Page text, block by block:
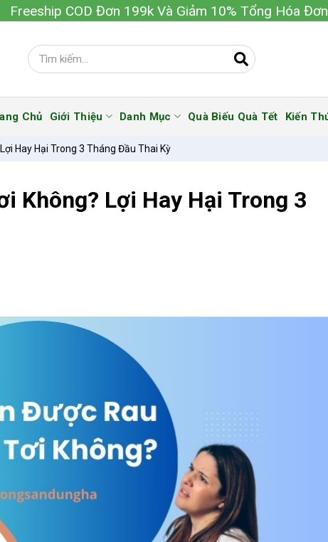
Freeship COD Đơn 199k Và Giảm 10% Tổng Hóa Đơn
Chủ Giới Thiệu Danh Mục Quà Biếu Quà Tết Kiến
Hay Hại Trong 3 Tháng Đầu Thai Kỳ
Không? Lợi Hay Hại Trong 3